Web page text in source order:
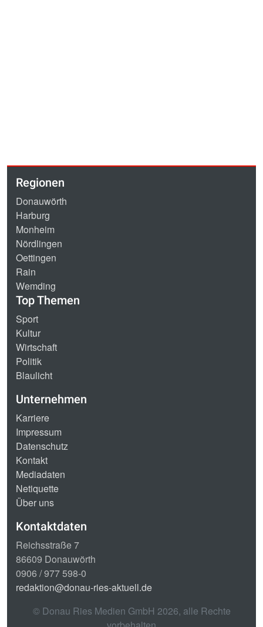
Regionen
Donauwörth
Harburg
Monheim
Nördlingen
Oettingen
Rain
Wemding
Top Themen
Sport
Kultur
Wirtschaft
Politik
Blaulicht
Unternehmen
Karriere
Impressum
Datenschutz
Kontakt
Mediadaten
Netiquette
Über uns
Kontaktdaten
Reichsstraße 7
86609 Donauwörth
0906 / 977 598-0
redaktion@donau-ries-aktuell.de
© Donau Ries Medien GmbH 2026, alle Rechte